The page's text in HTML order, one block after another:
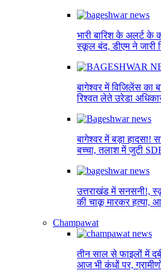
भारी बारिश के अलर्ट
स्कूल बंद, डीएम ने
बागेश्वर में विजिलेंस का
रिश्वत लेते उरेडा
बागेश्वर में बड़ा हादसा!
बच्चा, तलाश में जुटी
उत्तराखंड में सनसनी!,
की चाकू मारकर हत्या,
Champawat
तीन साल से फाइलों में
आज भी कंधों पर,